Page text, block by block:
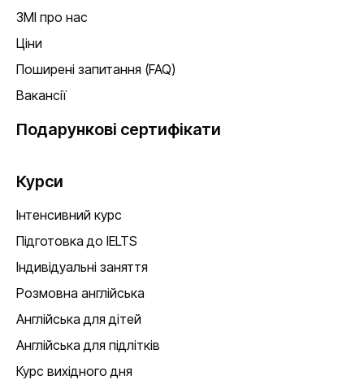
ЗМІ про нас
Ціни
Поширені запитання (FAQ)
Вакансії
Подарункові сертифікати
Курси
Інтенсивний курс
Підготовка до IELTS
Індивідуальні заняття
Розмовна англійська
Англійська для дітей
Англійська для підлітків
Курс вихідного дня